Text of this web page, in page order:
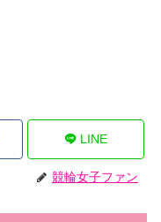
LINE
競輪女子ファン